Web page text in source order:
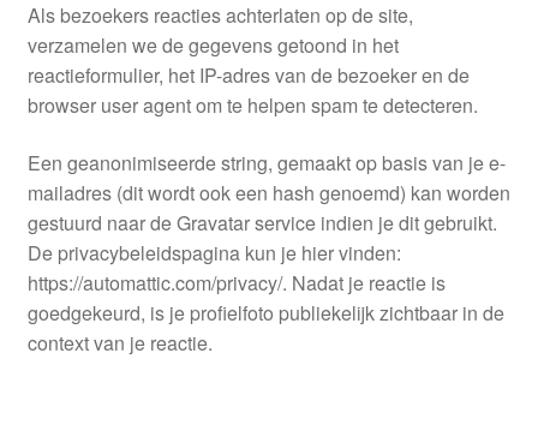
Als bezoekers reacties achterlaten op de site,
verzamelen we de gegevens getoond in het
reactieformulier, het IP-adres van de bezoeker en de
browser user agent om te helpen spam te detecteren.
Een geanonimiseerde string, gemaakt op basis van je e-
mailadres (dit wordt ook een hash genoemd) kan worden
gestuurd naar de Gravatar service indien je dit gebruikt.
De privacybeleidspagina kun je hier vinden:
https://automattic.com/privacy/. Nadat je reactie is
goedgekeurd, is je profielfoto publiekelijk zichtbaar in de
context van je reactie.